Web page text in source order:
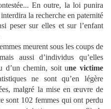
En outre, la loi punira
la recherche en paternité
peser sur elles et sur l’enfant
meurent sous les coups de
aussi d’individus qu’elles
d’un chemin, soit une victime
ne sont qu’en légère
malgré la mise en œuvre de
sont 102 femmes qui ont perdu